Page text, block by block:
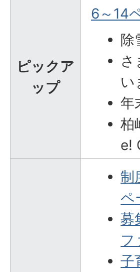
ピックア
ップ
6～14
除
さ
い
年
柏
e!
制
ペ
募
フ
子